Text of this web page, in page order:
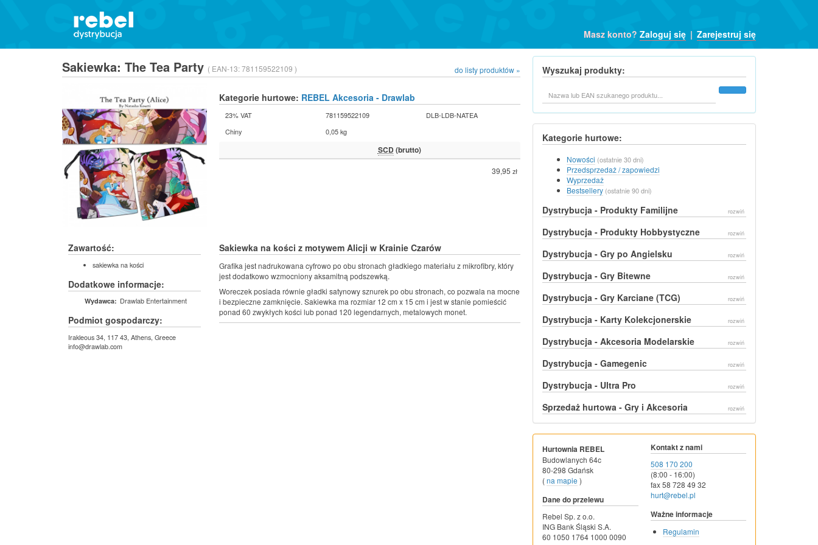
Masz konto? Zaloguj się | Zarejestruj się
Sakiewka: The Tea Party ( EAN-13:781159522109 ) do listy produktów »
Kategorie hurtowe: REBEL Akcesoria - Drawlab
23% VAT 781159522109
DLB-LDB-NATEA
Chiny
0,05 kg
SCD (brutto)
39,95 zł
Zawartość:
sakiewka na kości
Dodatkowe informacje:
Wydawca: Drawlab Entertainment
Podmiot gospodarczy:
Irakleous 34, 117 43, Athens, Greece
info@drawlab.com
Sakiewka na kości z motywem Alicji w Krainie Czarów
Grafika jest nadrukowana cyfrowo po obu stronach gładkiego materiału z mikrofibry, który
jest dodatkowo wzmocniony aksamitną podszewką.
Woreczek posiada równie gładki satynowy sznurek po obu stronach, co pozwala na mocne
i bezpieczne zamknięcie. Sakiewka ma rozmiar 12 cm x 15 cm i jest w stanie pomieścić
ponad 60 zwykłych kości lub ponad 120 legendarnych, metalowych monet.
Wyszukaj produkty:
Kategorie hurtowe:
Nowości (ostatnie 30 dni)
Przedsprzedaż / zapowiedzi
Wyprzedaż
Bestsellery (ostatnie 90 dni)
Dystrybucja - Produkty Familijne rozwiń
Dystrybucja - Produkty Hobbystyczne rozwiń
Dystrybucja - Gry po Angielsku rozwiń
Dystrybucja - Gry Bitewne rozwiń
Dystrybucja - Gry Karciane (TCG) rozwiń
Dystrybucja - Karty Kolekcjonerskie rozwiń
Dystrybucja - Akcesoria Modelarskie rozwiń
Dystrybucja - Gamegenic rozwiń
Dystrybucja - Ultra Pro rozwiń
Sprzedaż hurtowa - Gry i Akcesoria rozwiń
Hurtownia REBEL
Budowlanych 64c
80-298 Gdańsk
(na mapie )
Dane do przelewu
Rebel Sp. z o.o.
ING Bank Śląski S.A.
60 1050 1764 1000 0090
Kontakt z nami
508 170 200
(8:00 - 16:00)
fax 58 728 49 32
hurt@rebel.pl
Ważne informacje
Regulamin